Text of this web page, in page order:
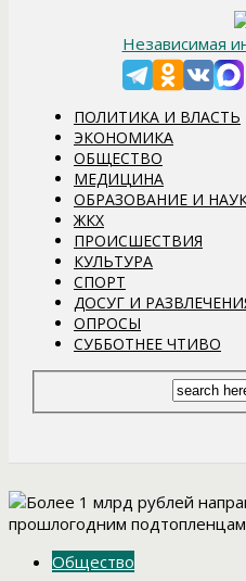
Независимая
ПОЛИТИКА И ВЛАСТЬ
ЭКОНОМИКА
ОБЩЕСТВО
МЕДИЦИНА
ОБРАЗОВАНИЕ И
ЖКХ
ПРОИСШЕСТВИЯ
КУЛЬТУРА
СПОРТ
ДОСУГ И
ОПРОСЫ
СУББОТНЕЕ ЧТИВО
Общество